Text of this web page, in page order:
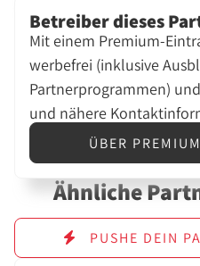
Betreiber dieses
Mit einem Premium-
werbefrei (inklusive
Partnerprogrammen)
und nähere
ÜBER
Ähnliche
PUSHE DEIN